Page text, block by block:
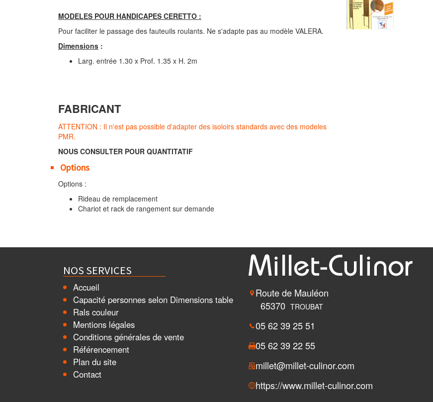
MODELES POUR HANDICAPES CERETTO :
Pour faciliter le passage des fauteuils roulants. Ne s'adapte pas au modèle VALERA.
Dimensions :
Larg. entrée 1.30 x Prof. 1.35 x H. 2m
FABRICANT
ATTENTION : Il n'est pas possible d'adapter des isoloirs standards avec des modeles
PMR.
NOUS CONSULTER POUR QUANTITATIF
Options
Options :
Rideau de remplacement
Chariot et rack de rangement sur demande
Route de Mauléon
65370 TROUBAT
05 62 39 25 51
05 62 39 22 55
millet@millet-culinor.com
https://www.millet-culinor.com
NOS SERVICES
Accueil
Capacité personnes selon Dimensions table
Rals couleur
Mentions légales
Conditions générales de vente
Référencement
Plan du site
Contact